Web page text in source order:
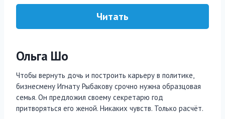
Читать
Ольга Шо
Чтобы вернуть дочь и построить карьеру в политике,
бизнесмену Игнату Рыбакову срочно нужна образцовая
семья. Он предложил своему секретарю год
притворяться его женой. Никаких чувств. Только расчёт.